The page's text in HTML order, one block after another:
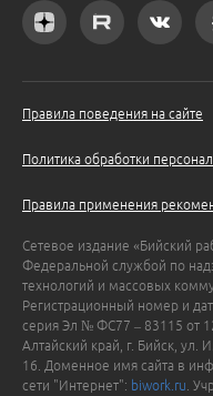
Правила поведения на сайте
Политика обработки
Правила применения
Сетевое издание «Бийский
Федеральной службой по
технологий и массовых
Регистрационный номер и
серия Эл № ФС77 – 83115 от
Алтайский край, г. Бийск, ул.
16. Доменное имя сайта в
сети "Интернет": biwork.ru .